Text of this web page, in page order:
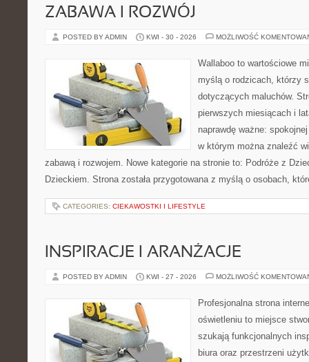
ZABAWA I ROZWÓJ
POSTED BY ADMIN KWI - 30 - 2026 MOŻLIWOŚĆ
Wallaboo to wartościowe
myślą o rodzicach, którzy
dotyczących maluchów.
pierwszych miesiącach i
naprawdę ważne:
w którym można znaleźć
zabawą i rozwojem. Nowe kategorie na stronie to: Podróże z
Dzieckiem. Strona została przygotowana z myślą o osobach,
CATEGORIES: CIEKAWOSTKI I LIFESTYLE
INSPIRACJE I ARANŻACJE
POSTED BY ADMIN KWI - 27 - 2026 MOŻLIWOŚĆ
Profesjonalna strona
oświetleniu to miejsce
szukają funkcjonalnych
biura oraz przestrzeni